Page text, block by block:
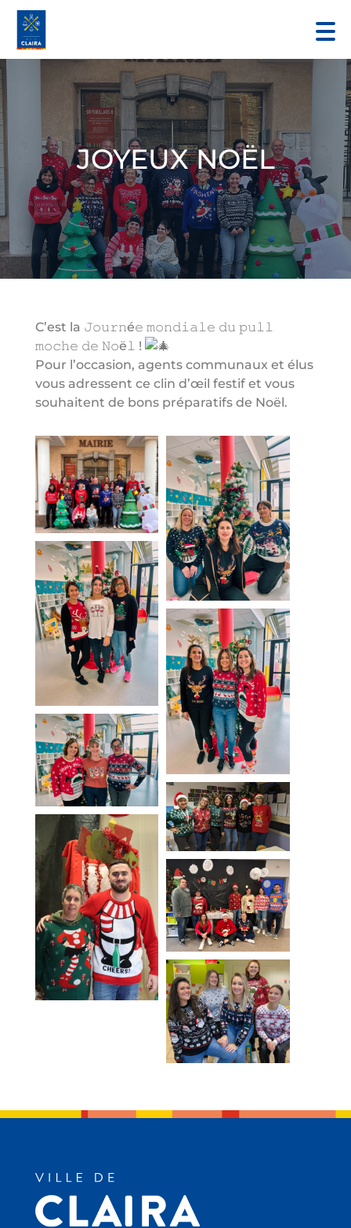
JOYEUX NOËL
C’est la 𝙹𝚘𝚞𝚛𝚗é𝚎 𝚖𝚘𝚗𝚍𝚒𝚊𝚕𝚎 𝚍𝚞 𝚙𝚞𝚕𝚕
𝚖𝚘𝚌𝚑𝚎 𝚍𝚎 𝙽𝚘ë𝚕 !
Pour l’occasion, agents communaux et élus
vous adressent ce clin d’œil festif et vous
souhaitent de bons préparatifs de Noël.